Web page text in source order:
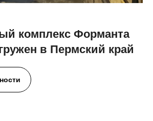
комплекс Форманта
в Пермский край